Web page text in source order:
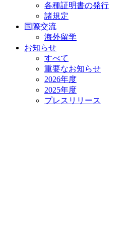
各種証明書の発⾏
諸規定
国際交流
海外留学
お知らせ
すべて
重要なお知らせ
2026年度
2025年度
プレスリリース